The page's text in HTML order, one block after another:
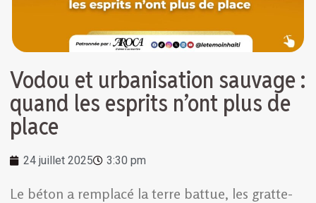
Vodou et urbanisation sauvage :
quand les esprits n’ont plus de
place
24 juillet 2025 3:30 pm
Le béton a remplacé la terre battue, les gratte-